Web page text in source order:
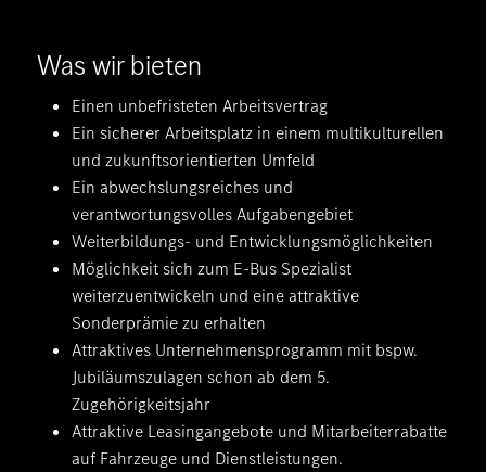
Was wir bieten
Einen unbefristeten Arbeitsvertrag
Ein sicherer Arbeitsplatz in einem multikulturellen
und zukunftsorientierten Umfeld
Ein abwechslungsreiches und
verantwortungsvolles Aufgabengebiet
Weiterbildungs- und Entwicklungsmöglichkeiten
Möglichkeit sich zum E-Bus Spezialist
weiterzuentwickeln und eine attraktive
Sonderprämie zu erhalten
Attraktives Unternehmensprogramm mit bspw.
Jubiläumszulagen schon ab dem 5.
Zugehörigkeitsjahr
Attraktive Leasingangebote und Mitarbeiterrabatte
auf Fahrzeuge und Dienstleistungen.